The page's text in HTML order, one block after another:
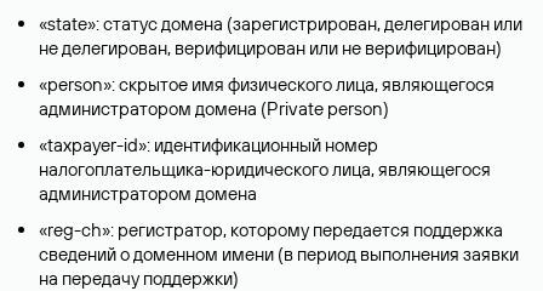
«state»: статус домена (зарегистрирован, делегирован или
не делегирован, верифицирован или не верифицирован)
«person»: скрытое имя физического лица, являющегося
администратором домена (Privatе person)
«taxpayer-id»: идентификационный номер
налогоплательщика-юридического лица, являющегося
администратором домена
«reg-ch»: регистратор, которому передается поддержка
сведений о доменном имени (в период выполнения заявки
на передачу поддержки)